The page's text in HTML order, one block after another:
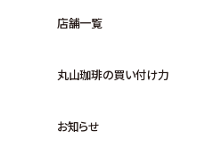
店舗一覧
丸山珈琲の買い付け力
お知らせ